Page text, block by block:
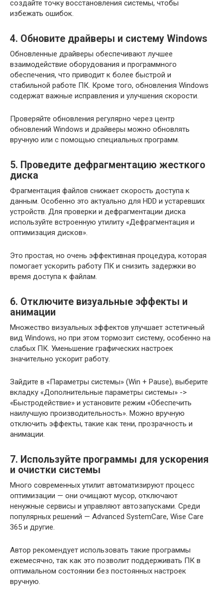
создайте точку восстановления системы, чтобы
избежать ошибок.
4. Обновите драйверы и систему Windows
Обновленные драйверы обеспечивают лучшее
взаимодействие оборудования и программного
обеспечения, что приводит к более быстрой и
стабильной работе ПК. Кроме того, обновления Windows
содержат важные исправления и улучшения скорости.
Проверяйте обновления регулярно через центр
обновлений Windows и драйверы можно обновлять
вручную или с помощью специальных программ.
5. Проведите дефрагментацию жесткого
диска
Фрагментация файлов снижает скорость доступа к
данным. Особенно это актуально для HDD и устаревших
устройств. Для проверки и дефрагментации диска
используйте встроенную утилиту «Дефрагментация и
оптимизация дисков».
Это простая, но очень эффективная процедура, которая
помогает ускорить работу ПК и снизить задержки во
время доступа к файлам.
6. Отключите визуальные эффекты и
анимации
Множество визуальных эффектов улучшает эстетичный
вид Windows, но при этом тормозит систему, особенно на
слабых ПК. Уменьшение графических настроек
значительно ускорит работу.
Зайдите в «Параметры системы» (Win + Pause), выберите
вкладку «Дополнительные параметры системы» ->
«Быстродействие» и установите режим «Обеспечить
наилучшую производительность». Можно вручную
отключить эффекты, такие как тени, прозрачность и
анимации.
7. Используйте программы для ускорения
и очистки системы
Много современных утилит автоматизируют процесс
оптимизации — они очищают мусор, отключают
ненужные сервисы и управляют автозапусками. Среди
популярных решений — Advanced SystemCare, Wise Care
365 и другие.
Автор рекомендует использовать такие программы
ежемесячно, так как это позволит поддерживать ПК в
оптимальном состоянии без постоянных настроек
вручную.